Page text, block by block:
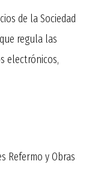
de la Sociedad
regula las
electrónicos,
Refermo y Obras